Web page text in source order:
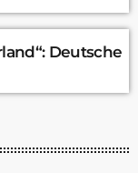
Deutsche